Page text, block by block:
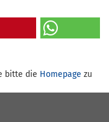
bitte die Homepage zu